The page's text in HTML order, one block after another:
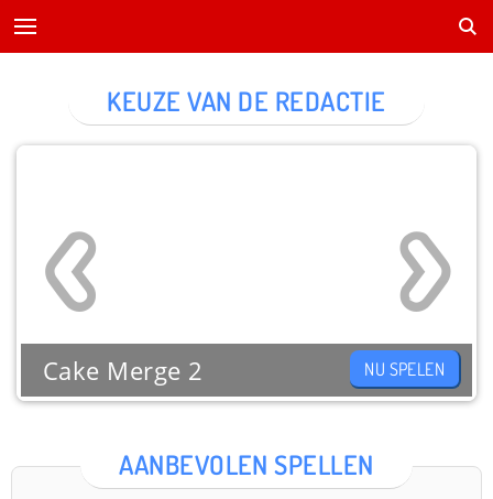
AANBEVOLEN SPELLEN
KEUZE VAN DE REDACTIE
Cake Merge 2 NU SPELEN